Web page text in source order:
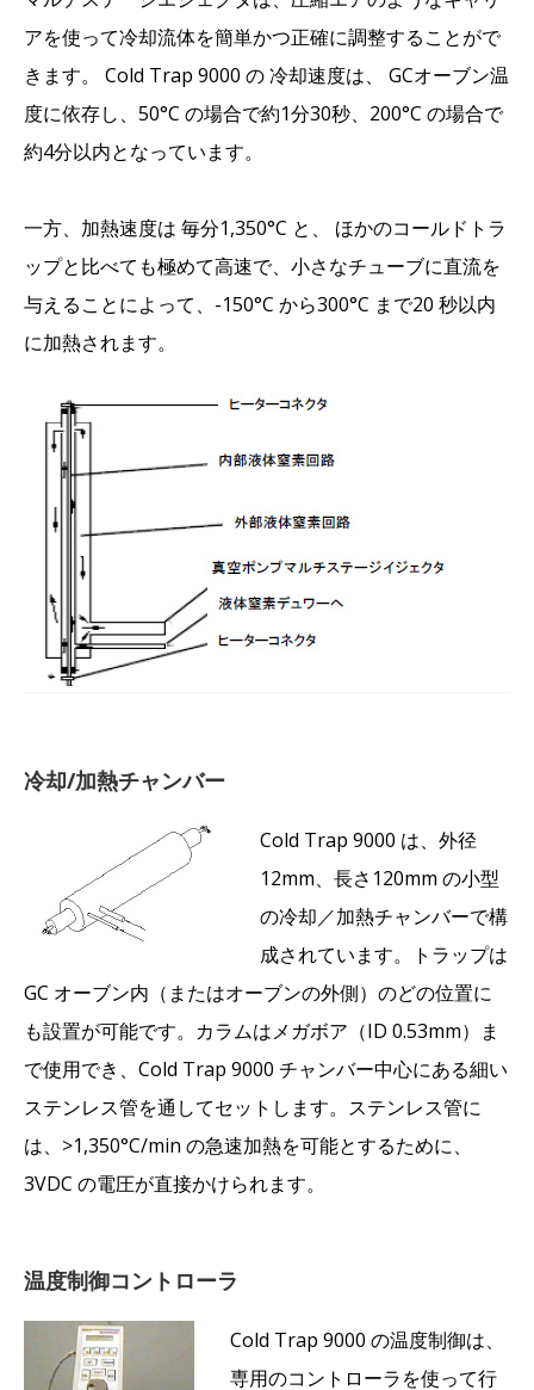
アを使って冷却流体を簡単かつ正確に調整することがで
きます。 Cold Trap 9000 の 冷却速度は、 GCオーブン温
度に依存し、50°C の場合で約1分30秒、200°C の場合で
約4分以内となっています。
一方、加熱速度は 毎分1,350°C と、 ほかのコールドトラ
ップと比べても極めて高速で、小さなチューブに直流を
与えることによって、-150°C から300°C まで20 秒以内
に加熱されます。
冷却/加熱チャンバー
Cold Trap 9000 は、外径
12mm、長さ120mm の小型
の冷却／加熱チャンバーで構
成されています。トラップは
GC オーブン内（またはオーブンの外側）のどの位置に
も設置が可能です。カラムはメガボア（ID 0.53mm）ま
で使用でき、Cold Trap 9000 チャンバー中心にある細い
ステンレス管を通してセットします。ステンレス管に
は、>1,350°C/min の急速加熱を可能とするために、
3VDC の電圧が直接かけられます。
温度制御コントローラ
Cold Trap 9000 の温度制御は、
専用のコントローラを使って行